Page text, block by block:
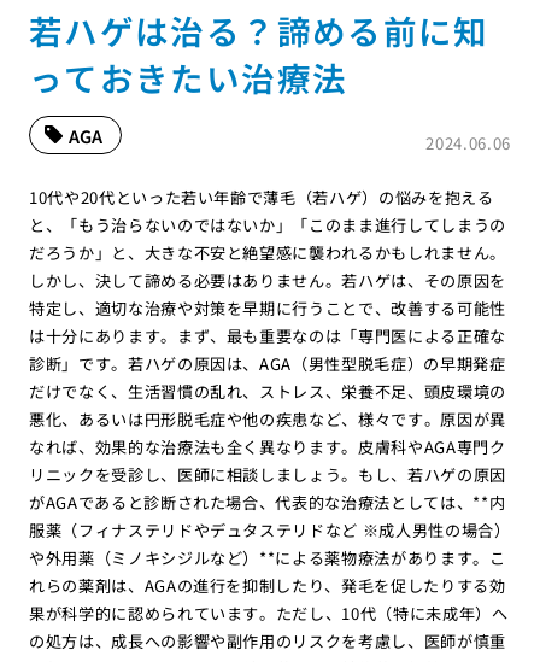
若ハゲは治る？諦める前に知
っておきたい治療法
2024.06.06
AGA
10代や20代といった若い年齢で薄毛（若ハゲ）の悩みを抱える
と、「もう治らないのではないか」「このまま進行してしまうの
だろうか」と、大きな不安と絶望感に襲われるかもしれません。
しかし、決して諦める必要はありません。若ハゲは、その原因を
特定し、適切な治療や対策を早期に行うことで、改善する可能性
は十分にあります。まず、最も重要なのは「専門医による正確な
診断」です。若ハゲの原因は、AGA（男性型脱毛症）の早期発症
だけでなく、生活習慣の乱れ、ストレス、栄養不足、頭皮環境の
悪化、あるいは円形脱毛症や他の疾患など、様々です。原因が異
なれば、効果的な治療法も全く異なります。皮膚科やAGA専門ク
リニックを受診し、医師に相談しましょう。もし、若ハゲの原因
がAGAであると診断された場合、代表的な治療法としては、**内
服薬（フィナステリドやデュタステリドなど ※成人男性の場合）
や外用薬（ミノキシジルなど）**による薬物療法があります。こ
れらの薬剤は、AGAの進行を抑制したり、発毛を促したりする効
果が科学的に認められています。ただし、10代（特に未成年）へ
の処方は、成長への影響や副作用のリスクを考慮し、医師が慎重